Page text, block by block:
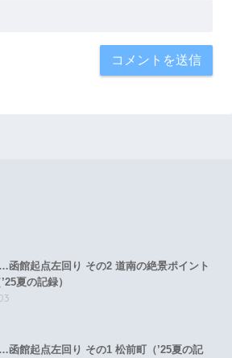
函館起点左回り その2 道南の絶景ポイント
夏の記録）
函館起点左回り その1 松前町（’25夏の記